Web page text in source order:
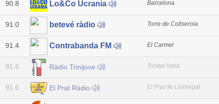
90.8 Lo&Co Ucrania Barcelona
91.0 betevé ràdio Torre de Collserola
91.4 Contrabanda FM El Carmel
91.6 Ràdio Trinijove Trinitat Vella
91.6 El Prat Ràdio El Prat de Llobregat